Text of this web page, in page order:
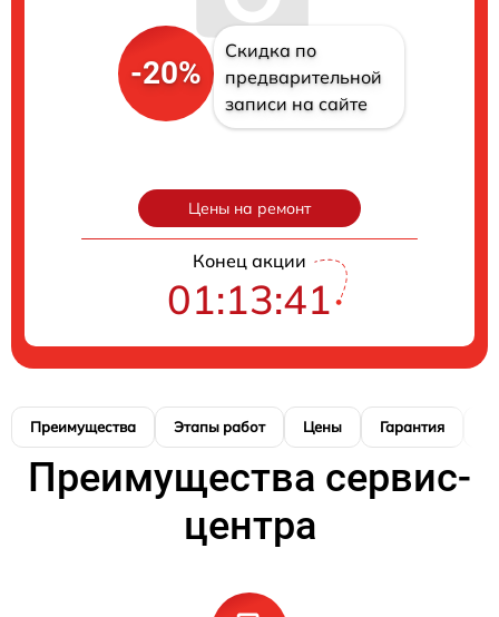
-20%
Скидка по
предварительной
записи на сайте
Цены на ремонт
Конец акции
01:13:41
Преимущества Этапы работ Цены Гарантия
Преимущества сервис-
центра